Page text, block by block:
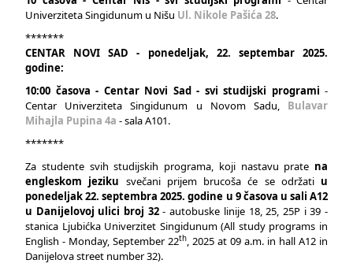
Univerziteta Singidunum u Nišu Ul. Nikole Pašića 28.
*******
CENTAR NOVI SAD - ponedeljak, 22. septembar 2025.
godine:
10:00 časova - Centar Novi Sad - svi studijski programi -
Centar Univerziteta Singidunum u Novom Sadu, Bulavar
Mihajla Pupina 4a - sala A101.
*******
Za studente svih studijskih programa, koji nastavu prate na
engleskom jeziku svečani prijem brucoša će se održati u
ponedeljak 22. septembra 2025. godine u 9 časova u sali A12
u Danijelovoj ulici broj 32- autobuske linije 18, 25, 25P i 39 -
stanica Ljubićka Univerzitet Singidunum (All study programs in
English - Monday, September 22th, 2025 at 09 a.m. in hall A12 in
Danijelova street number 32).